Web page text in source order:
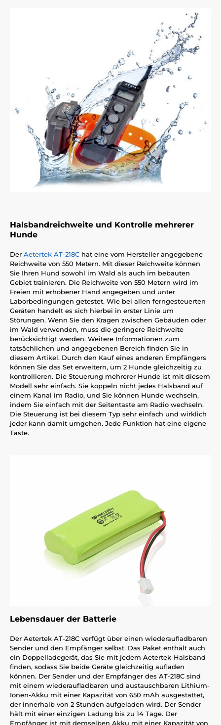
Halsbandreichweite und Kontrolle mehrerer
Hunde
Der Aetertek AT-218C hat eine vom Hersteller angegebene
Reichweite von 550 Metern. Mit dieser Reichweite können
Sie Ihren Hund sowohl im Wald als auch im bebauten
Gebiet trainieren. Die Reichweite von 550 Metern wird im
Freien mit erhobener Hand angegeben und unter
Laborbedingungen getestet. Wie bei allen ferngesteuerten
Geräten handelt es sich hierbei in erster Linie um
Störungen. Wenn Sie den Kragen zwischen Gebäuden oder
im Wald verwenden, muss die geringere Reichweite
berücksichtigt werden. Weitere Informationen zum
tatsächlichen und angegebenen Bereich finden Sie in
diesem Artikel. Durch den Kauf eines anderen Empfängers
können Sie das Set erweitern, um 2 Hunde gleichzeitig zu
kontrollieren. Die Steuerung mehrerer Hunde ist mit diesem
Modell sehr einfach. Sie koppeln nicht jedes Halsband auf
einem Kanal im Radio, und Sie können Hunde wechseln,
indem Sie einfach mit der Seitentaste am Radio wechseln.
Die Steuerung ist bei diesem Typ sehr einfach und wirklich
jeder kann damit umgehen. Jede Funktion hat eine eigene
Taste.
Lebensdauer der Batterie
Der Aetertek AT-218C verfügt über einen wiederaufladbaren
Sender und den Empfänger selbst. Das Paket enthält auch
ein Doppelladegerät, das Sie mit jedem Aetertek-Halsband
finden, sodass Sie beide Geräte gleichzeitig aufladen
können. Der Sender und der Empfänger des AT-218C sind
mit einem wiederaufladbaren und austauschbaren Lithium-
Ionen-Akku mit einer Kapazität von 650 mAh ausgestattet,
der innerhalb von 2 Stunden aufgeladen wird. Der Sender
hält mit einer einzigen Ladung bis zu 14 Tage. Der
Empfänger ist mit demselben Akku mit einer Kapazität von